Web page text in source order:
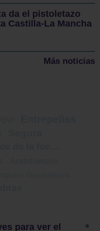
da el pistoletazo
Castilla-La Mancha
Más noticias
para ver el